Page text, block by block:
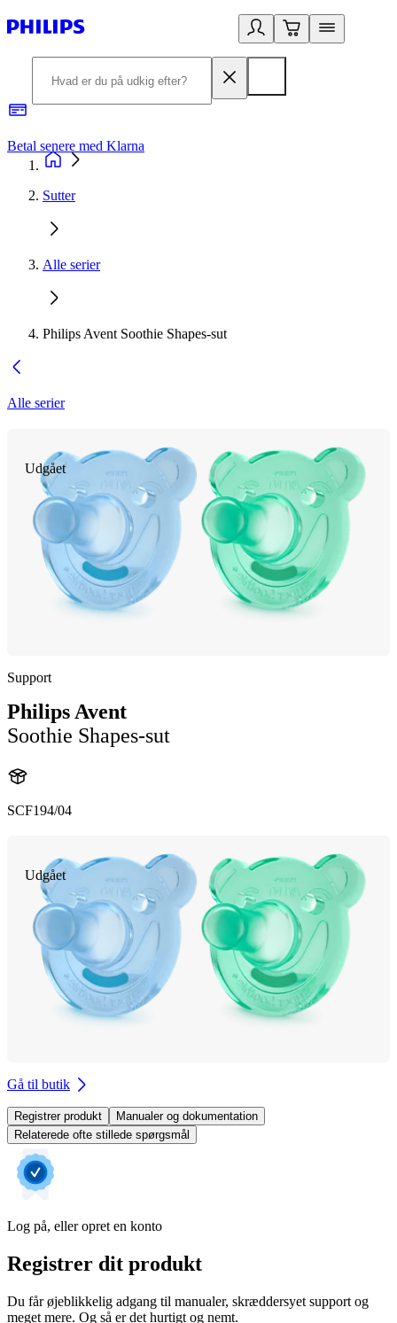
Betal senere med Klarna
Sutter
Alle serier
Philips Avent Soothie Shapes-sut
Alle serier
Udgået
Support
Philips Avent
Soothie Shapes-sut
SCF194/04
Udgået
Gå til butik
Registrer produkt
Manualer og dokumentation
Relaterede ofte stillede spørgsmål
Log på, eller opret en konto
Registrer dit produkt
Du får øjeblikkelig adgang til manualer, skræddersyet support og
meget mere. Og så er det hurtigt og nemt.